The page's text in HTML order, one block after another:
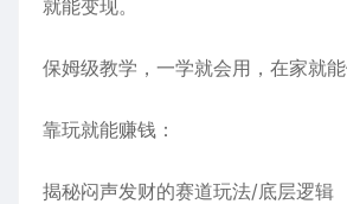
就能变现。
保姆级教学，一学就会用，在家就
靠玩就能赚钱：
揭秘闷声发财的赛道玩法/底层逻辑